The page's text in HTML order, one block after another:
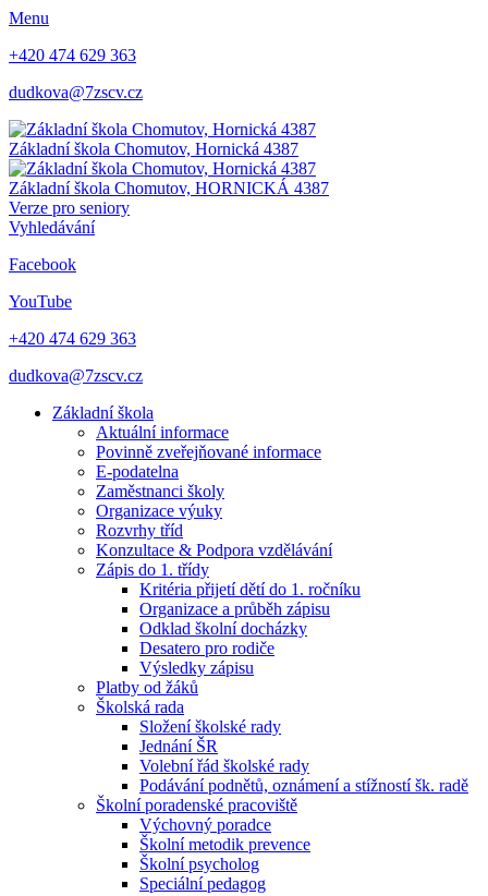
Menu
+420 474 629 363
dudkova@7zscv.cz
Základní škola Chomutov, Hornická 4387
Základní škola Chomutov, HORNICKÁ 4387
Verze pro seniory
Vyhledávání
Facebook
YouTube
+420 474 629 363
dudkova@7zscv.cz
Základní škola
Aktuální informace
Povinně zveřejňované informace
E-podatelna
Zaměstnanci školy
Organizace výuky
Rozvrhy tříd
Konzultace & Podpora vzdělávání
Zápis do 1. třídy
Kritéria přijetí dětí do 1. ročníku
Organizace a průběh zápisu
Odklad školní docházky
Desatero pro rodiče
Výsledky zápisu
Platby od žáků
Školská rada
Složení školské rady
Jednání ŠR
Volební řád školské rady
Podávání podnětů, oznámení a stížností šk. radě
Školní poradenské pracoviště
Výchovný poradce
Školní metodik prevence
Školní psycholog
Speciální pedagog